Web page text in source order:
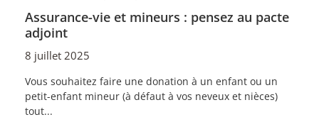
Assurance-vie et mineurs : pensez au pacte
adjoint
8 juillet 2025
Vous souhaitez faire une donation à un enfant ou un
petit-enfant mineur (à défaut à vos neveux et nièces)
tout...